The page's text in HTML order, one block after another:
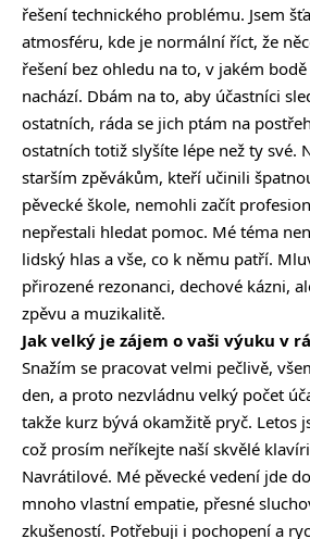
řešení technického problému. Jsem
atmosféru, kde je normální říct, že
řešení bez ohledu na to, v jakém
nachází. Dbám na to, aby účastníci
ostatních, ráda se jich ptám na
ostatních totiž slyšíte lépe než ty své.
starším zpěvákům, kteří učinili
pěvecké škole, nemohli začít
nepřestali hledat pomoc. Mé téma
lidský hlas a vše, co k němu patří.
přirozené rezonanci, dechové kázni,
zpěvu a muzikalitě.
Jak velký je zájem o vaši výuku v
Snažím se pracovat velmi pečlivě,
den, a proto nezvládnu velký počet
takže kurz bývá okamžitě pryč. Letos
což prosím neříkejte naší skvělé
Navrátilové. Mé pěvecké vedení jde
mnoho vlastní empatie, přesné
zkušeností. Potřebuji i pochopení a